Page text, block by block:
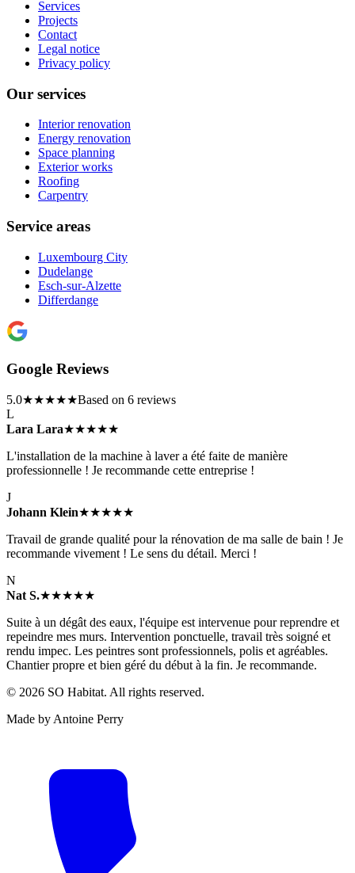
Services
Projects
Contact
Legal notice
Privacy policy
Our services
Interior renovation
Energy renovation
Space planning
Exterior works
Roofing
Carpentry
Service areas
Luxembourg City
Dudelange
Esch-sur-Alzette
Differdange
Google Reviews
5.0★★★★★Based on 6 reviews
L
Lara Lara★★★★★
L'installation de la machine à laver a été faite de manière
professionnelle ! Je recommande cette entreprise !
J
Johann Klein★★★★★
Travail de grande qualité pour la rénovation de ma salle de bain ! Je
recommande vivement ! Le sens du détail. Merci !
N
Nat S.★★★★★
Suite à un dégât des eaux, l'équipe est intervenue pour reprendre et
repeindre mes murs. Intervention ponctuelle, travail très soigné et
rendu impec. Les peintres sont professionnels, polis et agréables.
Chantier propre et bien géré du début à la fin. Je recommande.
© 2026 SO Habitat. All rights reserved.
Made by Antoine Perry